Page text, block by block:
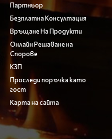
Партньор
Безплатна Консултация
Връщане На Продукти
Онлайн Решаване на
Спорове
КЗП
Проследи поръчка като
гост
Карта на сайта